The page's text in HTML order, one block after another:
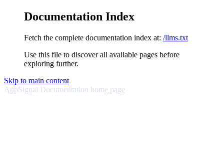
Documentation Index
Fetch the complete documentation index at: /llms.txt
Use this file to discover all available pages before
exploring further.
Skip to main content
AppSignal Documentation home page